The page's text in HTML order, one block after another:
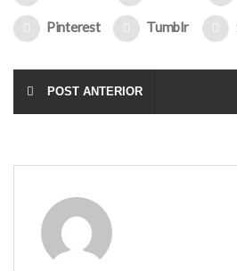
Pinterest Tumblr
POST ANTERIOR